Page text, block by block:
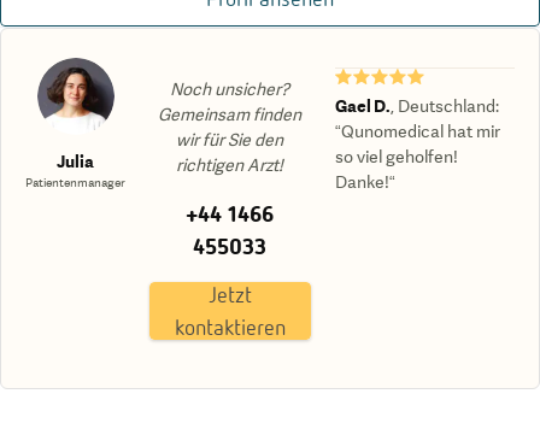
Julia
Patientenmanager
Noch unsicher?
Gemeinsam finden
wir für Sie den
richtigen Arzt!
+44 1466
455033
Jetzt
kontaktieren
★★★★★
Gael D. Deutschland:
“Qunomedical hat mir
so viel geholfen!
Danke!“